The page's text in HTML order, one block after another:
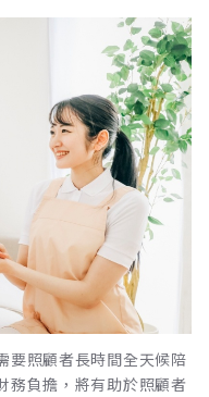
要照顧者長時間全天候陪
務負擔，將有助於照顧者